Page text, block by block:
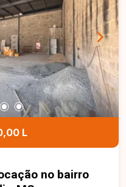
já está
mais
O
estrutura de lazer
salão de festas, 3
pista para
e coletor de lixo em
segurança, conforto
Uma
quem busca um
Entre em
L
no bairro